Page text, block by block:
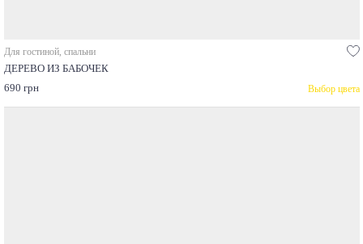
Для гостиной, спальни
ДЕРЕВО ИЗ БАБОЧЕК
690 грн
Выбор цвета